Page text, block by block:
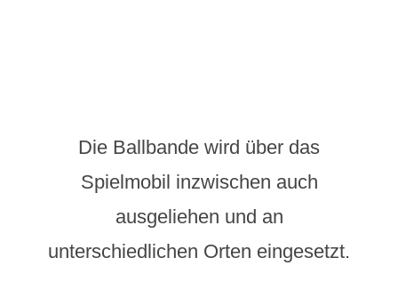
Die Ballbande wird über das
Spielmobil inzwischen auch
ausgeliehen und an
unterschiedlichen Orten eingesetzt.